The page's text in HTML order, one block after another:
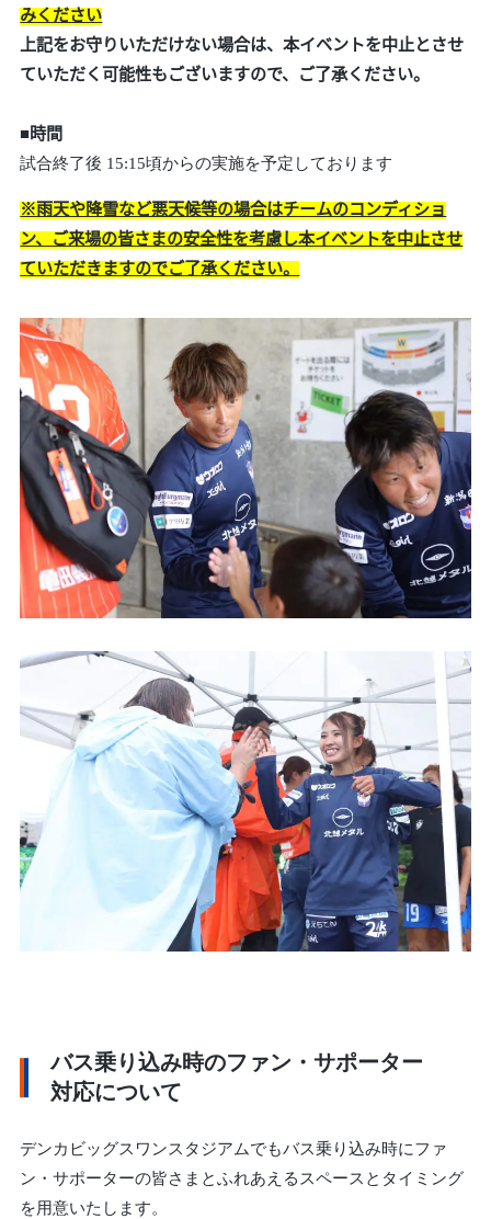
みください
上記をお守りいただけない場合は、本イベントを中止とさせ
ていただく可能性もございますので、ご了承ください。
■時間
試合終了後 15:15頃からの実施を予定しております
※雨天や降雪など悪天候等の場合はチームのコンディショ
ン、ご来場の皆さまの安全性を考慮し本イベントを中止させ
ていただきますのでご了承ください。
バス乗り込み時のファン・サポーター
対応について
デンカビッグスワンスタジアムでもバス乗り込み時にファ
ン・サポーターの皆さまとふれあえるスペースとタイミング
を用意いたします。